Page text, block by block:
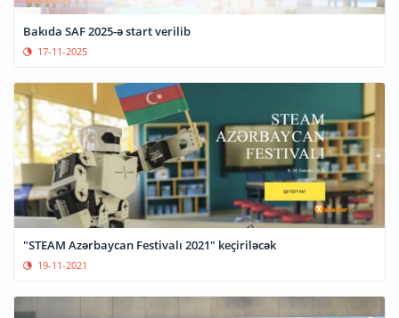
Bakıda SAF 2025-ə start verilib
17-11-2025
"STEAM Azərbaycan Festivalı 2021" keçiriləcək
19-11-2021